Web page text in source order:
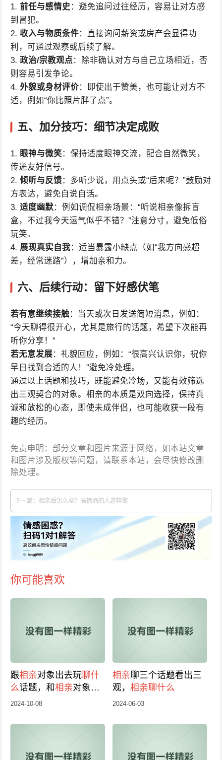
1. 前任与感情史 ：避免追问过往经历，容易让对方感
到冒犯。
2. 收入与物质条件：直接询问薪资或房产会显得功
利，可通过观察或后续了解。
3. 政治/宗教观点 ：除非确认对方与自己立场相近，否
则容易引发争论。
4. 外貌或身材评价：即使出于赞美，也可能让对方不
适，例如“你比照片胖了点”。
五、加分技巧：细节决定成败
1. 眼神与微笑：保持适度眼神交流，配合自然微笑，
传递友好信号。
2. 倾听与反馈：多听少说，用点头或“后来呢？”鼓励对
方表达，避免自说自话。
3. 适度幽默：例如调侃相亲场景：“听说相亲像拆盲
盒，不过我今天运气似乎不错？”注意分寸，避免低俗
玩笑。
4. 展现真实自我：适当暴露小缺点（如“我方向感超
差，经常迷路”），增加亲和力。
六、后续行动：留下好感伏笔
若有意继续接触 ：当天或次日发送简短消息，例如：
“今天聊得很开心，尤其是旅行的话题，希望下次能再
听你分享！”
若无意发展：礼貌回应，例如：“很高兴认识你，祝你
早日找到合适的人！”避免冷处理。
通过以上话题和技巧，既能避免冷场，又能有效筛选
出三观契合的对象。相亲的本质是双向选择，保持真
诚和放松的心态，即使未成伴侣，也可能收获一段有
趣的经历。
免责申明：部分文章和图片来源于网络，如本站文章
和图片涉及版权等问题，请联系本站，会尽快修改删
除处理。
下一篇：相亲后怎么聊？高情商的人这样做
你可能喜欢
跟相亲对象出去玩聊什
么话题，和相亲对象见
面聊什么
2024-10-08
相亲聊三个话题看出三
观， 相亲聊什么
2024-06-03